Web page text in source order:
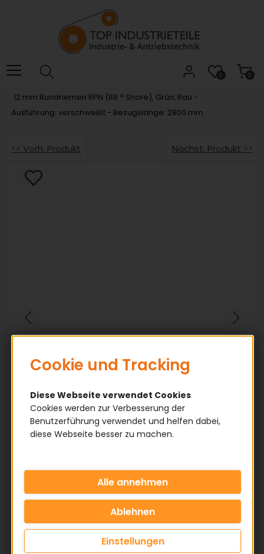
das
Barrierefreiheitsmenü
0
0
12 mm Rundriemen RPN (88 ° Shore), Grün, Rau -
Ausführung: verschweißt - Bezugslänge: 2800 mm
<< Vorh. Produkt Nächst. Produkt >>
Cookie und Tracking
Diese Webseite verwendet Cookies
Cookies werden zur Verbesserung der
Benutzerführung verwendet und helfen dabei,
diese Webseite besser zu machen.
Einstellungen